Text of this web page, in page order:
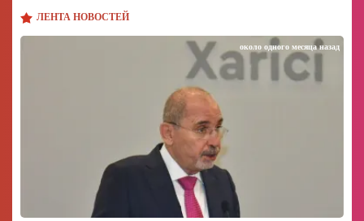
ЛЕНТА НОВОСТЕЙ
около одного месяца назад